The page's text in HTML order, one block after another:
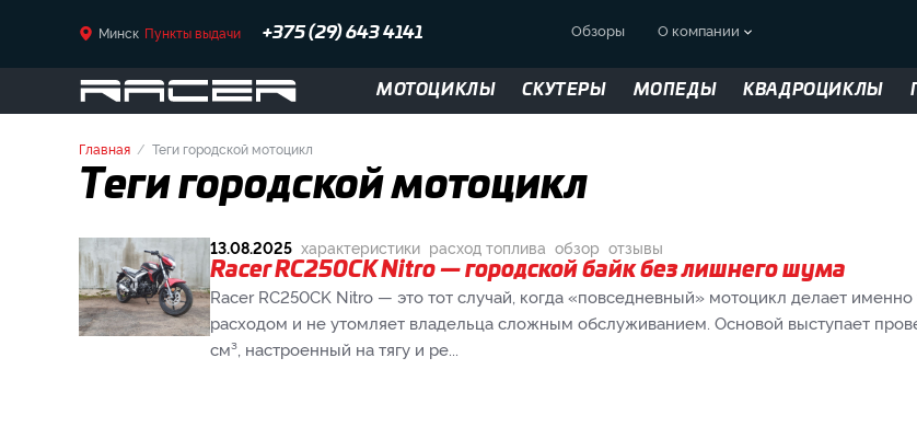
Минск Пункты выдачи +375 (29) 643 4141 Обзоры О компании
МОТОЦИКЛЫ СКУТЕРЫ МОПЕДЫ КВАДРОЦИКЛЫ
Главная Теги городской мотоцикл
Теги городской мотоцикл
13.08.2025 характеристики расход топлива обзор отзывы
Racer RC250CK Nitro — городской байк без лишнего шума
Racer RC250CK Nitro — это тот случай, когда «повседневный» мотоцикл делает
расходом и не утомляет владельца сложным обслуживанием. Основой выступает
см³, настроенный на тягу и ре...